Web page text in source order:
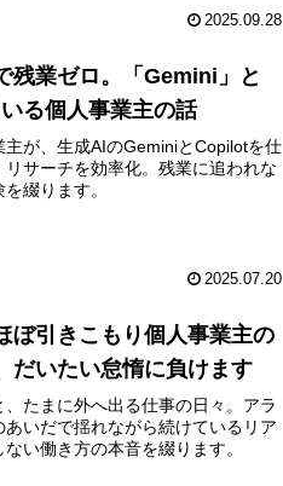
2025.09.28
残業ゼロ。「Gemini」と
る個人事業主の話
が、生成AIのGeminiとCopilotを仕
サーチを効率化。残業に追われな
綴ります。
2025.07.20
ぼ引きこもり個人事業主の
だいたい怠惰に負けます
たまに外へ出る仕事の日々。アラ
いだで揺れながら続けているリア
い働き方の本音を綴ります。